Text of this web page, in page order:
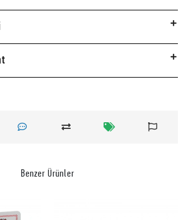
Benzer Ürünler